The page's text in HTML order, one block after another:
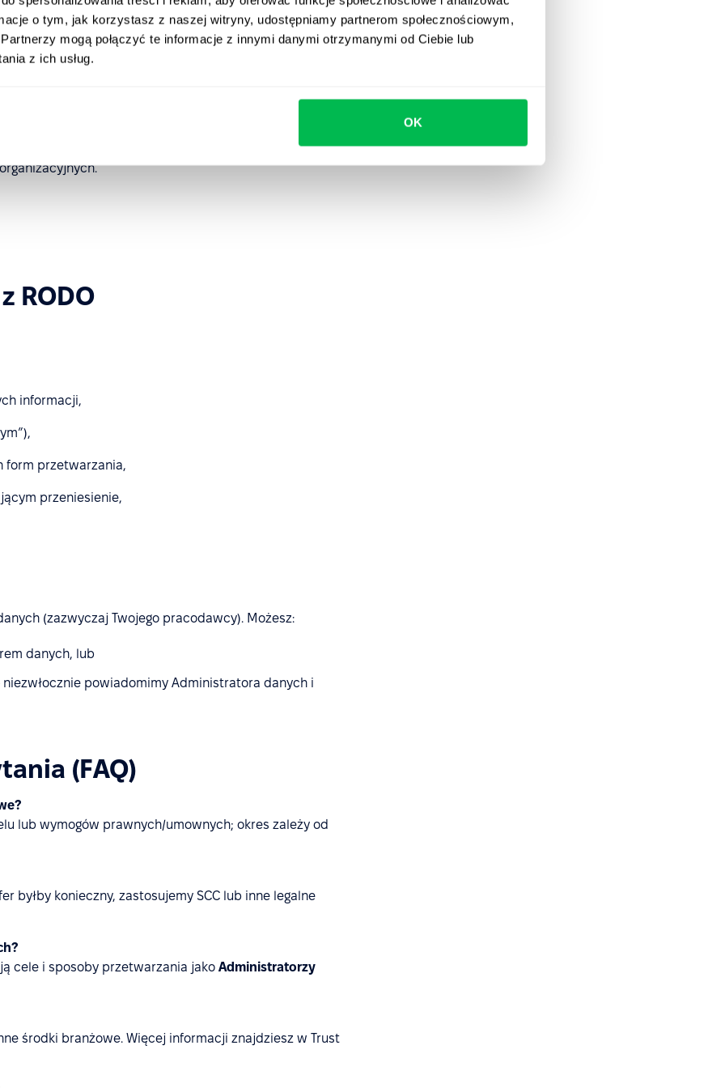
o tym, jak korzystasz z naszej witryny, udostępniamy partnerom społecznościowym,
mogą połączyć te informacje z innymi danymi otrzymanymi od Ciebie lub
z ich usług.
OK
(Niemcy).
normalnych warunkach. Jeśli transfer stanie się
lub wsparcia), zostanie przeprowadzony zgodnie
RODO
informacji,
form przetwarzania,
przeniesienie,
(zazwyczaj Twojego pracodawcy). Możesz:
danych, lub
powiadomimy Administratora danych i
(FAQ)
lub wymogów prawnych/umownych; okres zależy od
byłby konieczny, zastosujemy SCC lub inne legalne
cele i sposoby przetwarzania jako Administratorzy
środki branżowe. Więcej informacji znajdziesz w Trust